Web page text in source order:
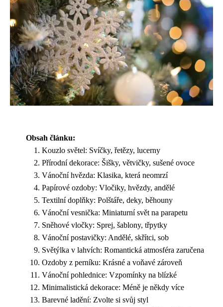
Obsah článku:
Kouzlo světel: Svíčky, řetězy, lucerny
Přírodní dekorace: Šišky, větvičky, sušené ovoce
Vánoční hvězda: Klasika, která neomrzí
Papírové ozdoby: Vločiky, hvězdy, andělé
Textilní doplňky: Polštáře, deky, běhouny
Vánoční vesnička: Miniaturní svět na parapetu
Sněhové vločky: Sprej, šablony, třpytky
Vánoční postavičky: Andělé, skřítci, sob
Světýlka v lahvích: Romantická atmosféra zaručena
Ozdoby z perníku: Krásné a voňavé zároveň
Vánoční pohlednice: Vzpomínky na blízké
Minimalistická dekorace: Méně je někdy více
Barevné ladění: Zvolte si svůj styl